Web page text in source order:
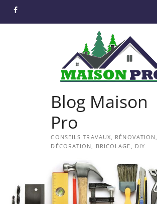
facebook
Blog Maison
Pro
CONSEILS TRAVAUX, RÉNOVATION,
DÉCORATION, BRICOLAGE, DIY